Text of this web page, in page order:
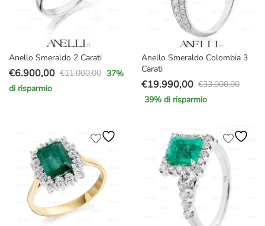
Anello Smeraldo 2 Carati
€11.000,00
Il
prezzo
€11.000,00.
€6.900,00
Il
prezzo
€6.900,00.
37%
di risparmio
Anello Smeraldo Colombia 3
Carati
€33.000,00
Il
prezzo
€33.000,00.
€19.990,00
Il
prezzo
€19.990,00.
39% di risparmio